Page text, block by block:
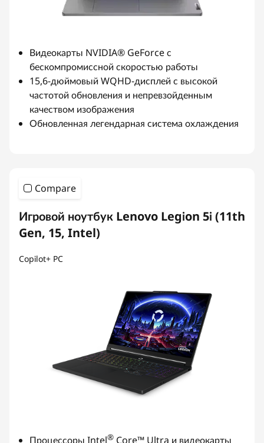
Видеокарты NVIDIA® GeForce с
бескомпромиссной скоростью работы
15,6-дюймовый WQHD-дисплей с высокой
частотой обновления и непревзойденным
качеством изображения
Обновленная легендарная система охлаждения
Compare
Игровой ноутбук Lenovo Legion 5i (11th
Gen, 15, Intel)
Copilot+ PC
Процессоры Intel® Core™ Ultra и видеокарты